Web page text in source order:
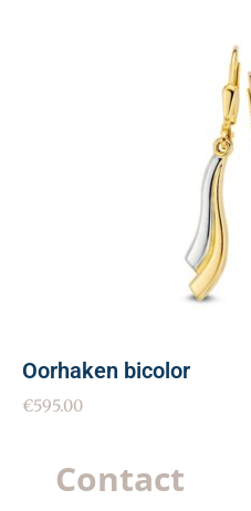
Oorhaken bicolor
€595.00
Contact